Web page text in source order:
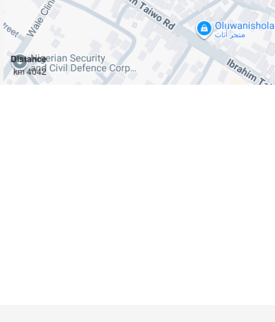
Distance
4042 km